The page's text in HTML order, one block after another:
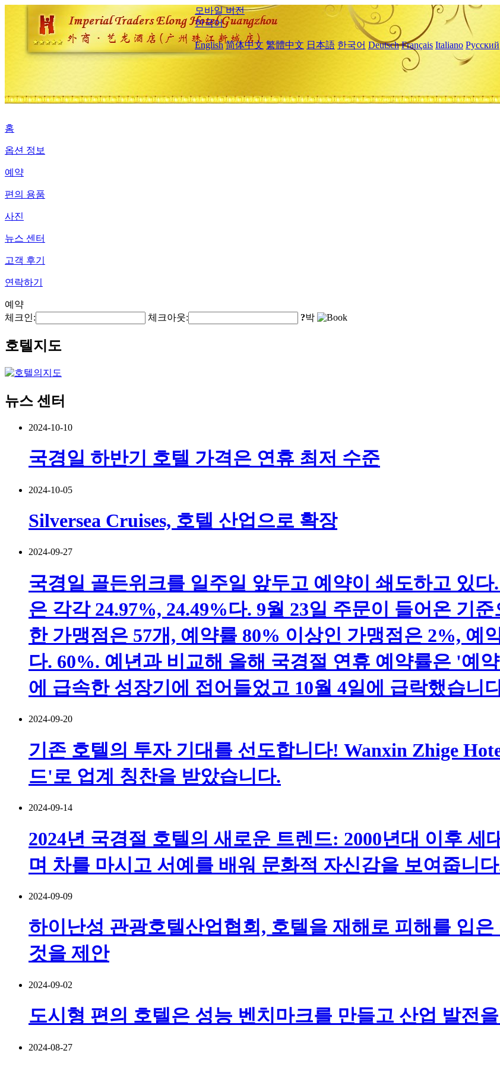
모바일 버전
한국어
English 简体中文 繁體中文 日本語 한국어 Deutsch Français Italiano Русский
홈
옵션 정보
예약
편의 용품
사진
뉴스 센터
고객 후기
연락하기
예약
체크인:
체크아웃: ?박
호텔지도
뉴스 센터
2024-10-10
국경일 하반기 호텔 가격은 연휴 최저 수준
2024-10-05
Silversea Cruises, 호텔 산업으로 확장
2024-09-27
국경일 골든위크를 일주일 앞두고 예약이 쇄도하고 있
은 각각 24.97%, 24.49%다. 9월 23일 주문이 들어온 기
한 가맹점은 57개, 예약률 80% 이상인 가맹점은 2%, 예
다. 60%. 예년과 비교해 올해 국경절 연휴 예약률은 '예
에 급속한 성장기에 접어들었고 10월 4일에 급락했습니
2024-09-20
기존 호텔의 투자 기대를 선도합니다! Wanxin Zhige
드'로 업계 칭찬을 받았습니다.
2024-09-14
2024년 국경절 호텔의 새로운 트렌드: 2000년대 이후
며 차를 마시고 서예를 배워 문화적 자신감을 보여줍니
2024-09-09
하이난성 관광호텔산업협회, 호텔을 재해로 피해를 입
것을 제안
2024-09-02
도시형 편의 호텔은 성능 벤치마크를 만들고 산업 발전
2024-08-27